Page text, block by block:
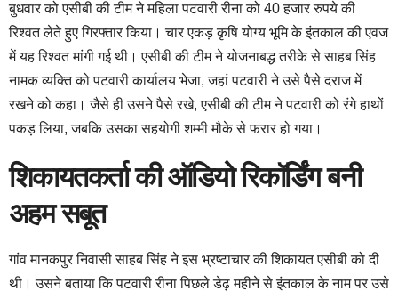
बुधवार को एसीबी की टीम ने महिला पटवारी रीना को 40 हजार रुपये की
रिश्वत लेते हुए गिरफ्तार किया। चार एकड़ कृषि योग्य भूमि के इंतकाल की एवज
में यह रिश्वत मांगी गई थी। एसीबी की टीम ने योजनाबद्ध तरीके से साहब सिंह
नामक व्यक्ति को पटवारी कार्यालय भेजा, जहां पटवारी ने उसे पैसे दराज में
रखने को कहा। जैसे ही उसने पैसे रखे, एसीबी की टीम ने पटवारी को रंगे हाथों
पकड़ लिया, जबकि उसका सहयोगी शम्मी मौके से फरार हो गया।
शिकायतकर्ता की ऑडियो रिकॉर्डिंग बनी
अहम सबूत
गांव मानकपुर निवासी साहब सिंह ने इस भ्रष्टाचार की शिकायत एसीबी को दी
थी। उसने बताया कि पटवारी रीना पिछले डेढ़ महीने से इंतकाल के नाम पर उसे